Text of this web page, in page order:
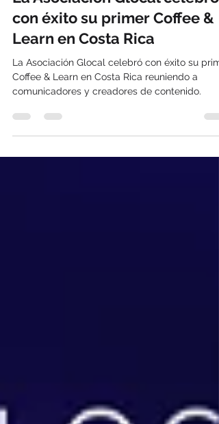
La Asociación Glocal celebró
con éxito su primer Coffee &
Learn en Costa Rica
La Asociación Glocal celebró con éxito su
comunicadores y creadores de contenido.